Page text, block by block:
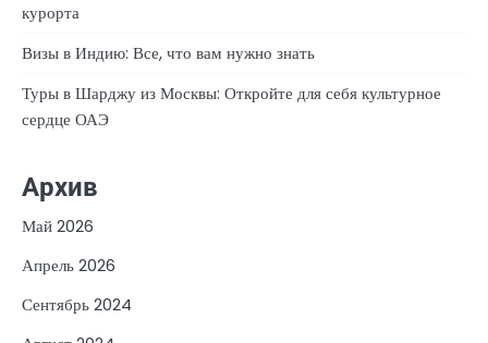
курорта
Визы в Индию: Все, что вам нужно знать
Туры в Шарджу из Москвы: Откройте для себя культурное
сердце ОАЭ
Архив
Май 2026
Апрель 2026
Сентябрь 2024